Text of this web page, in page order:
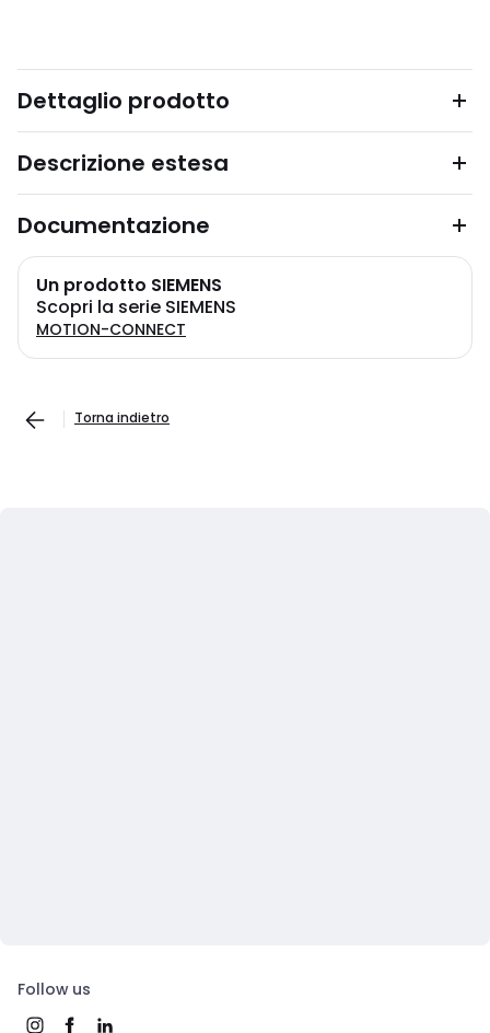
Dettaglio prodotto
Descrizione estesa
Documentazione
Un prodotto SIEMENS
Scopri la serie SIEMENS
MOTION-CONNECT
Torna indietro
Follow us